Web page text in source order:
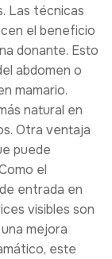
Las técnicas
el beneficio
donante. Esto
abdomen o
mamario.
natural en
Otra ventaja
puede
el
entrada en
visibles son
mejora
este